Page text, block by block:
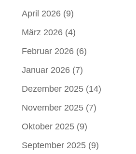
April 2026(9)
März 2026(4)
Februar 2026(6)
Januar 2026(7)
Dezember 2025(14)
November 2025(7)
Oktober 2025(9)
September 2025(9)